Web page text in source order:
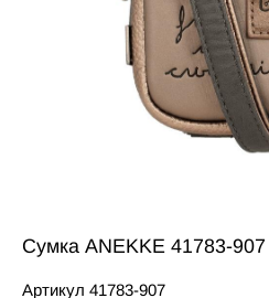
Сумка ANEKKE 41783-907
Артикул 41783-907